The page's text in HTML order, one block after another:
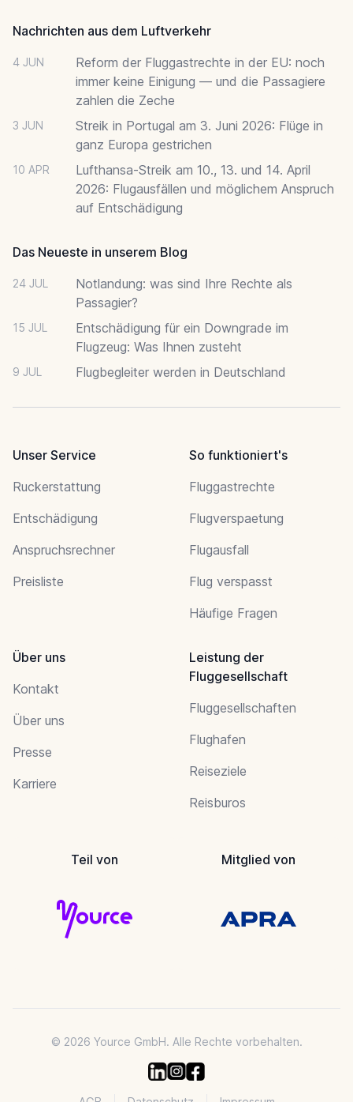
Nachrichten aus dem Luftverkehr
4 JUN
Reform der Fluggastrechte in der EU: noch
immer keine Einigung — und die Passagiere
zahlen die Zeche
3 JUN
Streik in Portugal am 3. Juni 2026: Flüge in
ganz Europa gestrichen
10 APR
Lufthansa-Streik am 10., 13. und 14. April
2026: Flugausfällen und möglichem Anspruch
auf Entschädigung
Das Neueste in unserem Blog
24 JUL
Notlandung: was sind Ihre Rechte als
Passagier?
15 JUL
Entschädigung für ein Downgrade im
Flugzeug: Was Ihnen zusteht
9 JUL Flugbegleiter werden in Deutschland
Unser Service
Ruckerstattung
Entschädigung
Anspruchsrechner
Preisliste
So funktioniert's
Fluggastrechte
Flugverspaetung
Flugausfall
Flug verspasst
Häufige Fragen
Über uns
Kontakt
Über uns
Presse
Karriere
Leistung der
Fluggesellschaft
Fluggesellschaften
Flughafen
Reiseziele
Reisburos
Teil von Mitglied von
© 2026 Yource GmbH. Alle Rechte vorbehalten.